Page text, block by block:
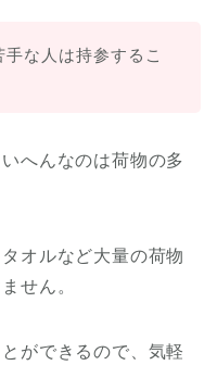
な人は持参するこ
へんなのは荷物の多
オルなど大量の荷物
せん。
ができるので、気軽